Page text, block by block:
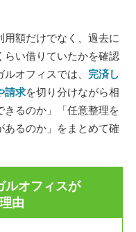
額だけでなく、過去に
らい借りていたかを確認
オフィスでは、 完済し
請求を切り分けながら相
るのか」「任意整理を
あるのか」をまとめて確
ルオフィスが
由